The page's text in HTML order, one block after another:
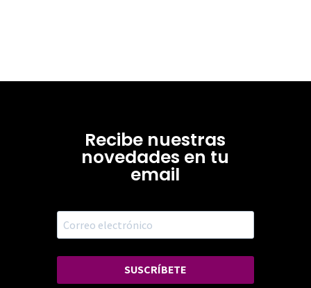
Recibe nuestras
novedades en tu
email
SUSCRÍBETE